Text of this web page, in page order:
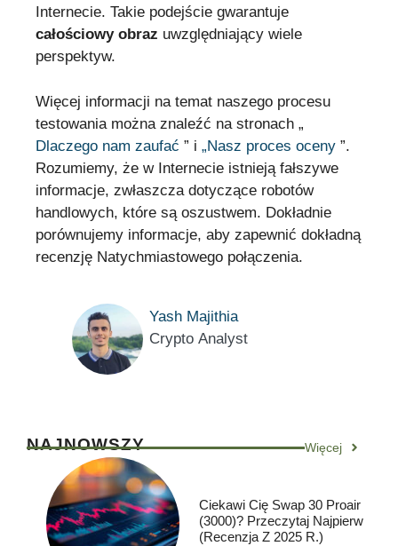
Internecie. Takie podejście gwarantuje
całościowy obraz uwzględniający wiele
perspektyw.
Więcej informacji na temat naszego procesu
testowania można znaleźć na stronach „
Dlaczego nam zaufać ” i „Nasz proces oceny ”.
Rozumiemy, że w Internecie istnieją fałszywe
informacje, zwłaszcza dotyczące robotów
handlowych, które są oszustwem. Dokładnie
porównujemy informacje, aby zapewnić dokładną
recenzję Natychmiastowego połączenia.
Yash Majithia
Crypto Analyst
NAJNOWSZY Więcej
Ciekawi Cię Swap 30 Proair
(3000)? Przeczytaj Najpierw
(Recenzja Z 2025 R.)